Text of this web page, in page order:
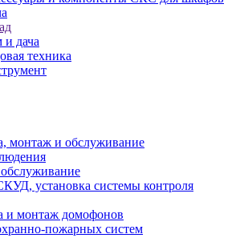
и дача
техника
монтаж и обслуживание
установка системы контроля
и монтаж домофонов
пожарных систем